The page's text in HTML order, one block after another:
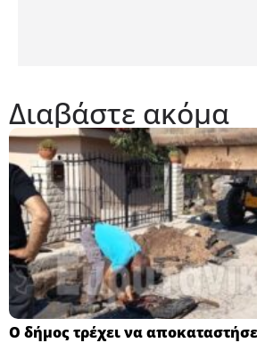
Διαβάστε ακόμα
Ο δήμος τρέχει να